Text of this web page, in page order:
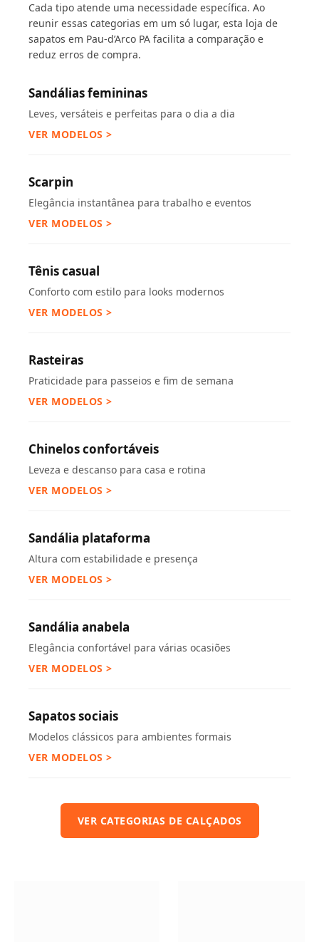
Cada tipo atende uma necessidade específica. Ao
reunir essas categorias em um só lugar, esta loja de
sapatos em Pau-d’Arco PA facilita a comparação e
reduz erros de compra.
Sandálias femininas
Leves, versáteis e perfeitas para o dia a dia
VER MODELOS >
Scarpin
Elegância instantânea para trabalho e eventos
VER MODELOS >
Tênis casual
Conforto com estilo para looks modernos
VER MODELOS >
Rasteiras
Praticidade para passeios e fim de semana
VER MODELOS >
Chinelos confortáveis
Leveza e descanso para casa e rotina
VER MODELOS >
Sandália plataforma
Altura com estabilidade e presença
VER MODELOS >
Sandália anabela
Elegância confortável para várias ocasiões
VER MODELOS >
Sapatos sociais
Modelos clássicos para ambientes formais
VER MODELOS >
VER CATEGORIAS DE CALÇADOS